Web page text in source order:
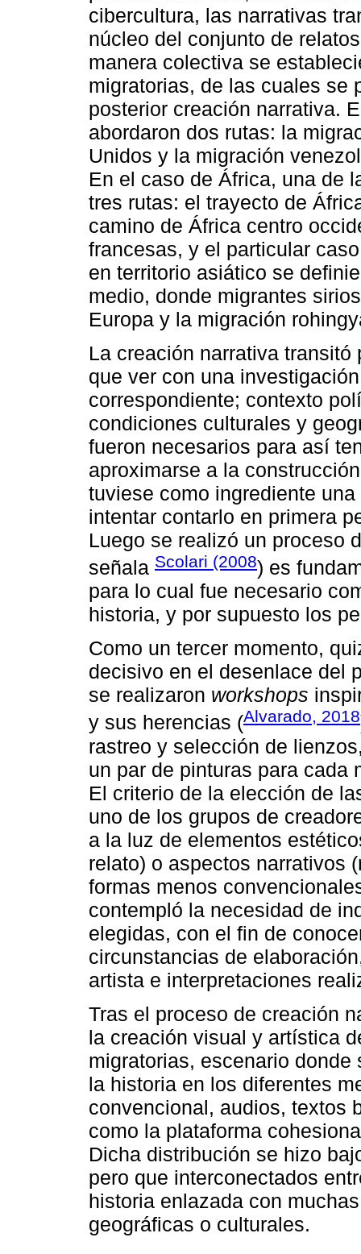
cibercultura, las narrativas
núcleo del conjunto de
manera colectiva se
migratorias, de las cuales se
posterior creación narrativa.
abordaron dos rutas: la
Unidos y la migración
En el caso de África, una de
tres rutas: el trayecto de
camino de África centro
francesas, y el particular
en territorio asiático se
medio, donde migrantes
Europa y la migración
La creación narrativa
que ver con una
correspondiente; contexto
condiciones culturales y
fueron necesarios para así
aproximarse a la
tuviese como ingrediente
intentar contarlo en primera
Luego se realizó un proceso
señala Scolari (2008) es
para lo cual fue necesario
historia, y por supuesto los
Como un tercer momento,
decisivo en el desenlace del
se realizaron workshops
y sus herencias (Alvarado, 2018
rastreo y selección de
un par de pinturas para cada
El criterio de la elección de
uno de los grupos de
a la luz de elementos
relato) o aspectos narrativos
formas menos
contempló la necesidad de
elegidas, con el fin de
circunstancias de
artista e interpretaciones
Tras el proceso de creación
la creación visual y artística
migratorias, escenario
la historia en los diferentes
convencional, audios, textos
como la plataforma
Dicha distribución se hizo
pero que interconectados
historia enlazada con
geográficas o culturales.